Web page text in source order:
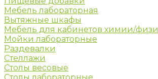
Мебель лабораторная
Вытяжные шкафы
Мебель для кабинетов химии/
Мойки лабораторные
Раздевалки
Стеллажи
Столы весовые